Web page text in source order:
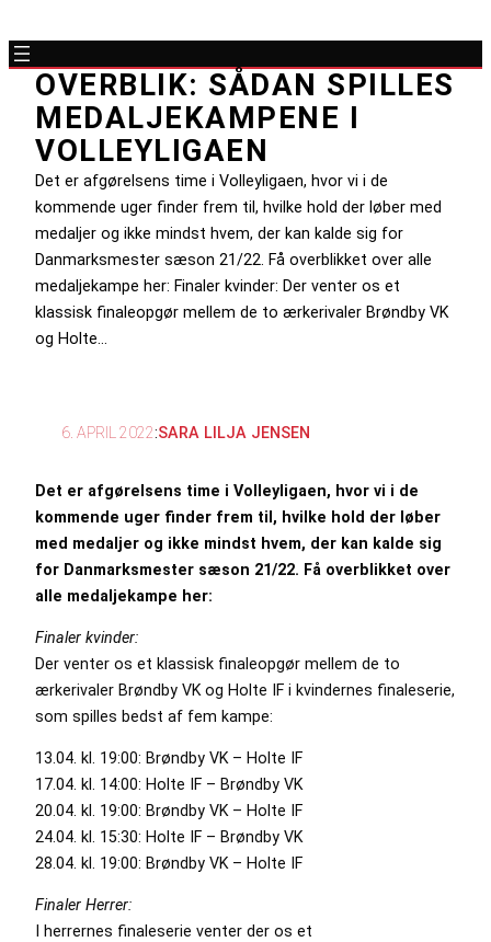
OVERBLIK: SÅDAN SPILLES
MEDALJEKAMPENE I
VOLLEYLIGAEN
Det er afgørelsens time i Volleyligaen, hvor vi i de
kommende uger finder frem til, hvilke hold der løber med
medaljer og ikke mindst hvem, der kan kalde sig for
Danmarksmester sæson 21/22. Få overblikket over alle
medaljekampe her: Finaler kvinder: Der venter os et
klassisk finaleopgør mellem de to ærkerivaler Brøndby VK
og Holte…
6. APRIL 2022:SARA LILJA JENSEN
Det er afgørelsens time i Volleyligaen, hvor vi i de
kommende uger finder frem til, hvilke hold der løber
med medaljer og ikke mindst hvem, der kan kalde sig
for Danmarksmester sæson 21/22. Få overblikket over
alle medaljekampe her:
Finaler kvinder:
Der venter os et klassisk finaleopgør mellem de to
ærkerivaler Brøndby VK og Holte IF i kvindernes finaleserie,
som spilles bedst af fem kampe:
13.04. kl. 19:00: Brøndby VK – Holte IF
17.04. kl. 14:00: Holte IF – Brøndby VK
20.04. kl. 19:00: Brøndby VK – Holte IF
24.04. kl. 15:30: Holte IF – Brøndby VK
28.04. kl. 19:00: Brøndby VK – Holte IF
Finaler Herrer:
I herrernes finaleserie venter der os et